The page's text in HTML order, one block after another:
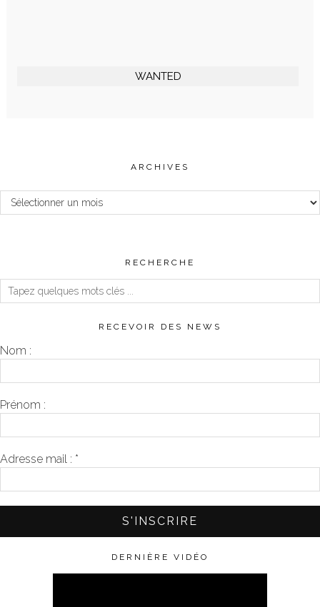
WANTED
ARCHIVES
Archives
RECHERCHE
RECEVOIR DES NEWS
Nom :
Prénom :
Adresse mail : *
DERNIÈRE VIDÉO